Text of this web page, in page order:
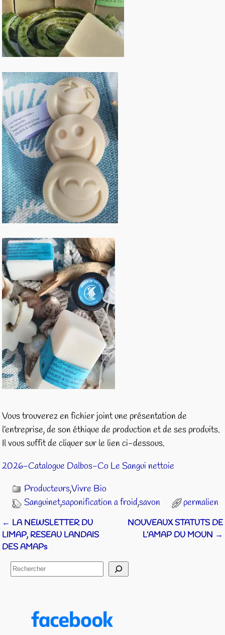
Vous trouverez en fichier joint une présentation de
l’entreprise, de son éthique de production et de ses produits.
Il vous suffit de cliquer sur le lien ci-dessous.
2026-Catalogue Dalbos-Co Le Sangui nettoie
Producteurs,Vivre Bio
Sanguinet,saponification a froid,savon permalien
Navigation des articles
← LA NEWSLETTER DU
LIMAP, RESEAU LANDAIS
DES AMAPs
NOUVEAUX STATUTS DE
L’AMAP DU MOUN →